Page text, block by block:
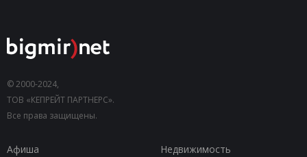
© 2000-2024,
ТОВ «КЕПРЕЙТ ПАРТНЕРС».
Все права защищены.
Афиша
Недвижимость